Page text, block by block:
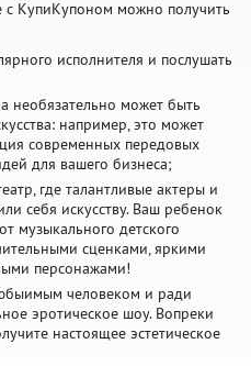
с КупиКупоном можно получить
исполнителя и послушать
необязательно может быть
например, это может
современных передовых
для вашего бизнеса;
где талантливые актеры и
себя искусству. Ваш ребенок
музыкального детского
сценками, яркими
персонажами!
человеком и ради
эротическое шоу. Вопреки
настоящее эстетическое